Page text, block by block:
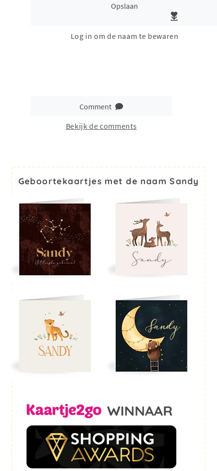
Opslaan
Log in om de naam te bewaren
Comment
Bekijk de comments
Geboortekaartjes met de naam Sandy